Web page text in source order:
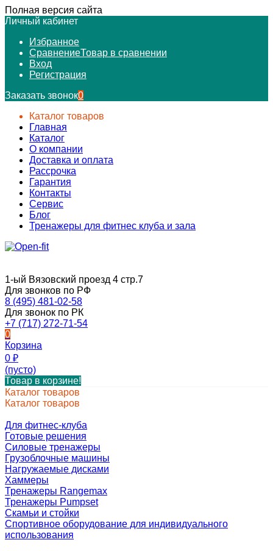
Полная версия сайта
Личный кабинет
Избранное
СравнениеТовар в сравнении
Вход
Регистрация
Заказать звонок0
Каталог товаров
Главная
Каталог
О компании
Доставка и оплата
Рассрочка
Гарантия
Контакты
Сервис
Блог
Тренажеры для фитнес клуба и зала
1-ый Вязовский проезд 4 стр.7
Для звонков по РФ
8 (495) 481-02-58
Для звонок по РК
+7 (717) 272-71-54
0
Корзина
0 ₽
(пусто)
Товар в корзине!
Каталог товаров
Каталог товаров
Для фитнес-клуба
Готовые решения
Силовые тренажеры
Грузоблочные машины
Нагружаемые дисками
Хаммеры
Тренажеры Rangemax
Тренажеры Pumpset
Скамьи и стойки
Спортивное оборудование для индивидуального
использования